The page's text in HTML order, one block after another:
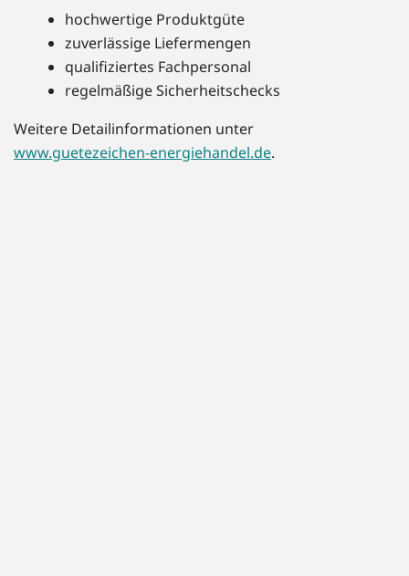
hochwertige Produktgüte
zuverlässige Liefermengen
qualifiziertes Fachpersonal
regelmäßige Sicherheitschecks
Weitere Detailinformationen unter
www.guetezeichen-energiehandel.de.